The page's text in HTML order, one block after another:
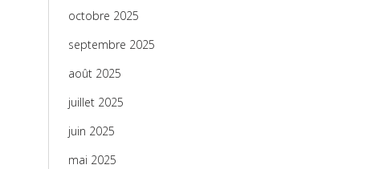
octobre 2025
septembre 2025
août 2025
juillet 2025
juin 2025
mai 2025